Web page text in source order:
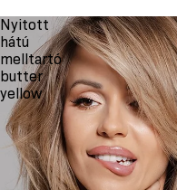
Nyitott
hátú
melltartó
butter
yellow